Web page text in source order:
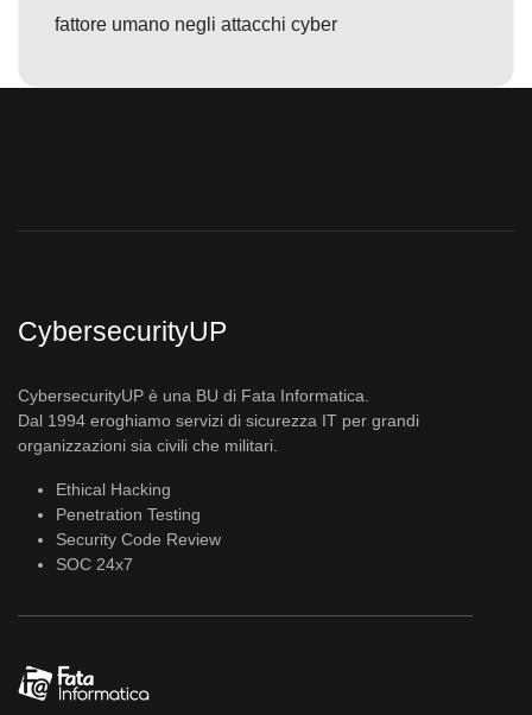
fattore umano negli attacchi cyber
CybersecurityUP
CybersecurityUP è una BU di Fata Informatica.
Dal 1994 eroghiamo servizi di sicurezza IT per grandi
organizzazioni sia civili che militari.
Ethical Hacking
Penetration Testing
Security Code Review
SOC 24x7